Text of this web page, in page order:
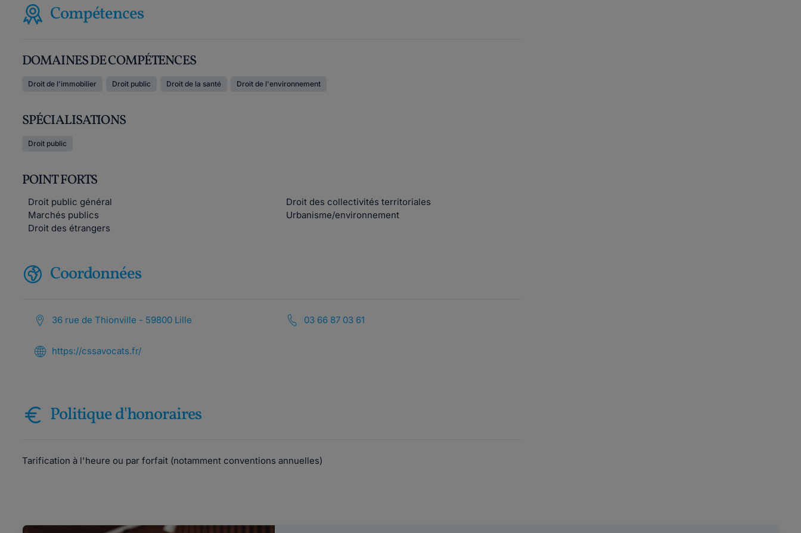
Compétences
DOMAINES DE COMPÉTENCES
Droit de l'immobilier Droit public Droit de la santé Droit de l'environnement
SPÉCIALISATIONS
Droit public
POINT FORTS
Droit public général
Droit des collectivités territoriales
Marchés publics
Urbanisme/environnement
Droit des étrangers
Coordonnées
36 rue de Thionville - 59800 Lille 03 66 87 03 61
https://cssavocats.fr/
Politique d'honoraires
Tarification à l'heure ou par forfait (notamment conventions annuelles)